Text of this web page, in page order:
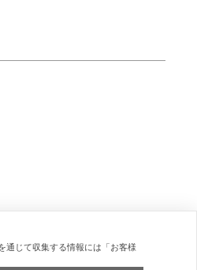
通じて収集する情報には「お客様